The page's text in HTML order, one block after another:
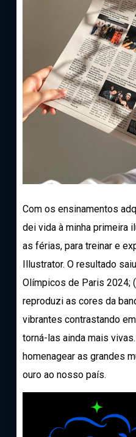
Com os ensinamentos
dei vida à minha primeira
as férias, para treinar e
Illustrator. O resultado
Olímpicos de Paris 2024;
reproduzi as cores da
vibrantes contrastando
torná-las ainda mais
homenagear as grandes
ouro ao nosso país.